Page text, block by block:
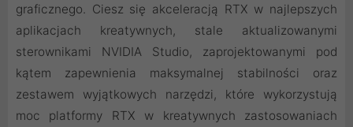
graficznego. Ciesz się akceleracją RTX w najlepszych
aplikacjach kreatywnych, stale aktualizowanymi
sterownikami NVIDIA Studio, zaprojektowanymi pod
kątem zapewnienia maksymalnej stabilności oraz
zestawem wyjątkowych narzędzi, które wykorzystują
moc platformy RTX w kreatywnych zastosowaniach